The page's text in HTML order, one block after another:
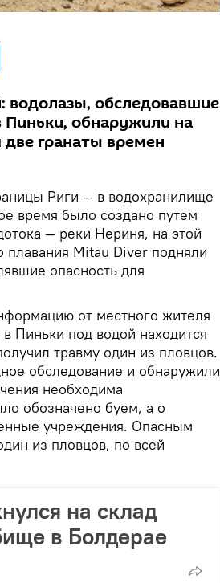
водолазы, обследовавшие
Пиньки, обнаружили на
гранаты времен
Риги — в водохранилище
время было создано путем
— реки Нериня, на этой
плавания Mitau Diver подняли
опасность для
от местного жителя
Пиньки под водой находится
травму один из пловцов.
обследование и обнаружили
необходима
обозначено буем, а о
учреждения. Опасным
из пловцов, по всей
на склад
в Болдерае